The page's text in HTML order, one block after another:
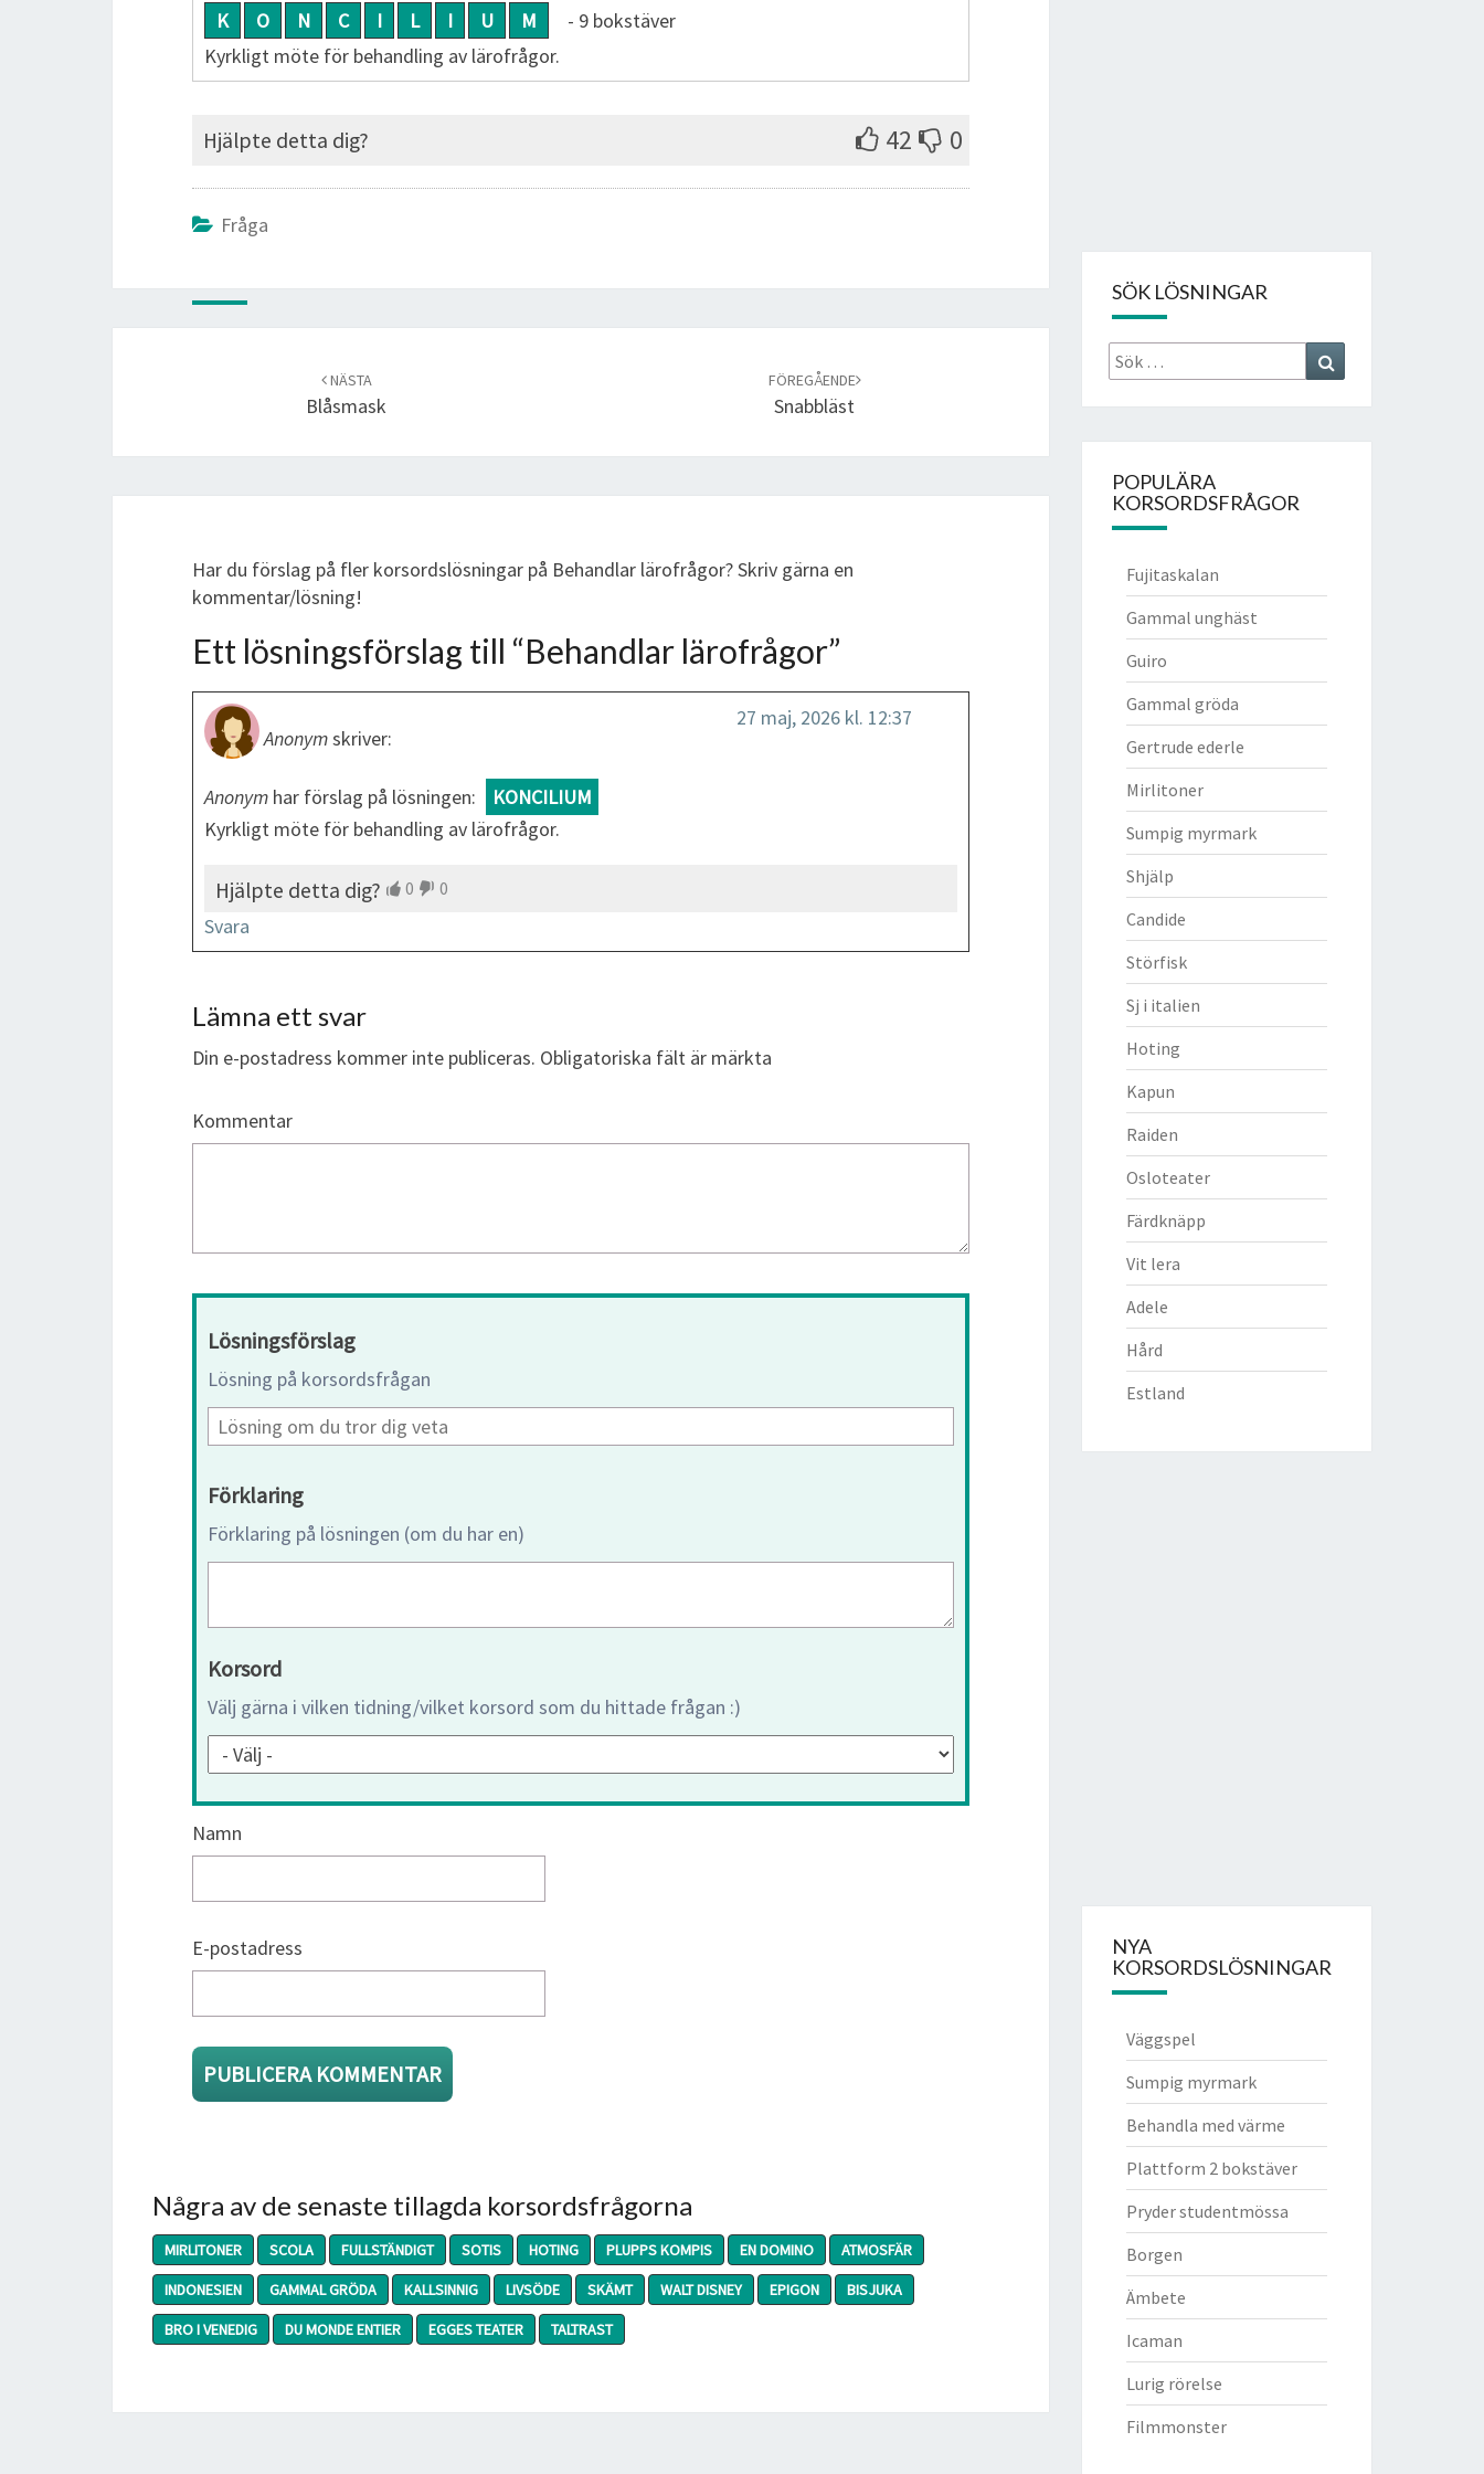
K O N C I L I U M
- 9 bokstäver
Kyrkligt möte för behandling av lärofrågor.
Hjälpte detta dig? 42 0
Fråga
NÄSTA
Blåsmask
FÖREGÅENDE
Snabbläst
Har du förslag på fler korsordslösningar på Behandlar lärofrågor? Skriv gärna en
kommentar/lösning!
Ett lösningsförslag till “Behandlar lärofrågor”
Anonymskriver:
27 maj, 2026 kl. 12:37
Anonym har förslag på lösningen:
KONCILIUM
Kyrkligt möte för behandling av lärofrågor.
Hjälpte detta dig? 0 0
Svara
Lämna ett svar
Din e-postadress kommer inte publiceras. Obligatoriska fält är märkta
Kommentar
Lösningsförslag
Lösning på korsordsfrågan
Förklaring
Förklaring på lösningen (om du har en)
Korsord
Välj gärna i vilken tidning/vilket korsord som du hittade frågan :)
Namn
E-postadress
Några av de senaste tillagda korsordsfrågorna
MIRLITONER SCOLA FULLSTÄNDIGT SOTIS HOTING PLUPPS KOMPIS EN DOMINO
ATMOSFÄR
INDONESIEN
GAMMAL GRÖDA KALLSINNIG LIVSÖDE SKÄMT WALT DISNEY EPIGON
BISJUKA
BRO I VENEDIG
DU MONDE ENTIER EGGES TEATER TALTRAST
SÖK LÖSNINGAR
Sök
efter:
POPULÄRA
KORSORDSFRÅGOR
Fujitaskalan
Gammal unghäst
Guiro
Gammal gröda
Gertrude ederle
Mirlitoner
Sumpig myrmark
Shjälp
Candide
Störfisk
Sj i italien
Hoting
Kapun
Raiden
Osloteater
Färdknäpp
Vit lera
Adele
Hård
Estland
NYA
KORSORDSLÖSNINGAR
Väggspel
Sumpig myrmark
Behandla med värme
Plattform 2 bokstäver
Pryder studentmössa
Borgen
Ämbete
Icaman
Lurig rörelse
Filmmonster